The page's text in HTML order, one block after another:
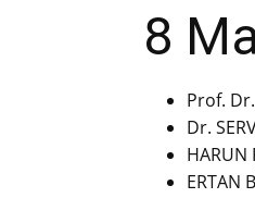
8
Prof. Dr.
Dr.
HARUN
ERTAN